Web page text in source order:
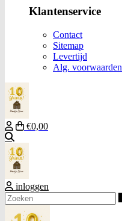
Klantenservice
Contact
Sitemap
Levertijd
Alg. voorwaarden
€0,00
inloggen